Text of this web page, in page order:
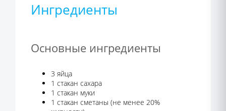
Ингредиенты
Основные ингредиенты
3 яйца
1 стакан сахара
1 стакан муки
1 стакан сметаны (не менее 20%